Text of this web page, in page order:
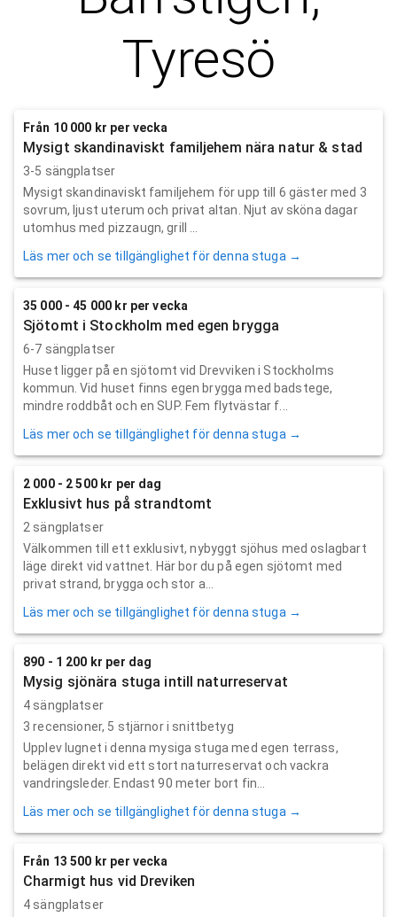
Tyresö
Från 10 000 kr per vecka
Mysigt skandinaviskt familjehem nära natur & stad
3-5 sängplatser
Mysigt skandinaviskt familjehem för upp till 6 gäster med 3
sovrum, ljust uterum och privat altan. Njut av sköna dagar
utomhus med pizzaugn, grill ...
Läs mer och se tillgänglighet för denna stuga →
35 000 - 45 000 kr per vecka
Sjötomt i Stockholm med egen brygga
6-7 sängplatser
Huset ligger på en sjötomt vid Drevviken i Stockholms
kommun. Vid huset finns egen brygga med badstege,
mindre roddbåt och en SUP. Fem flytvästar f...
Läs mer och se tillgänglighet för denna stuga →
2 000 - 2 500 kr per dag
Exklusivt hus på strandtomt
2 sängplatser
Välkommen till ett exklusivt, nybyggt sjöhus med oslagbart
läge direkt vid vattnet. Här bor du på egen sjötomt med
privat strand, brygga och stor a...
Läs mer och se tillgänglighet för denna stuga →
890 - 1 200 kr per dag
Mysig sjönära stuga intill naturreservat
4 sängplatser
3 recensioner, 5 stjärnor i snittbetyg
Upplev lugnet i denna mysiga stuga med egen terrass,
belägen direkt vid ett stort naturreservat och vackra
vandringsleder. Endast 90 meter bort fin...
Läs mer och se tillgänglighet för denna stuga →
Från 13 500 kr per vecka
Charmigt hus vid Dreviken
4 sängplatser